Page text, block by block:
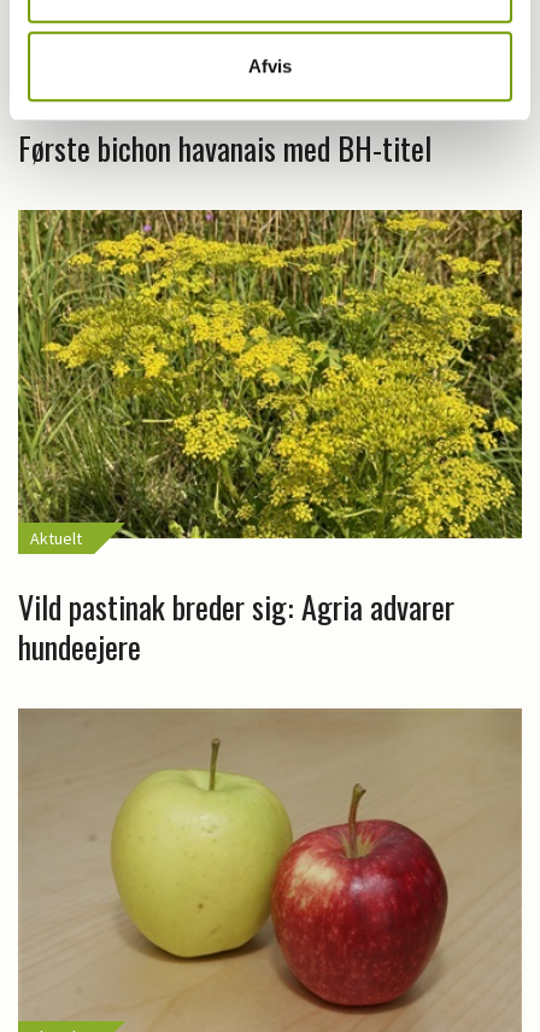
Afvis
Første bichon havanais med BH-titel
Aktuelt
Vild pastinak breder sig: Agria advarer
hundeejere